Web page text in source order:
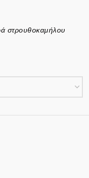
στρουθοκαμήλου